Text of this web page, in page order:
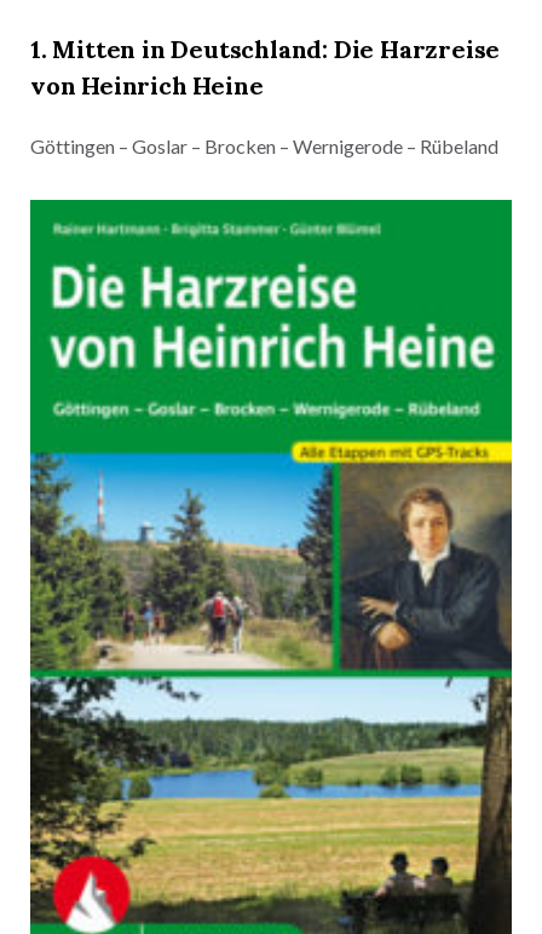
1. Mitten in Deutschland: Die Harzreise
von Heinrich Heine
Göttingen – Goslar – Brocken – Wernigerode – Rübeland